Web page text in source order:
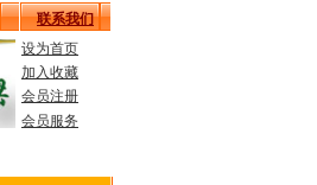
联系我们
设为首页
加入收藏
会员注册
会员服务